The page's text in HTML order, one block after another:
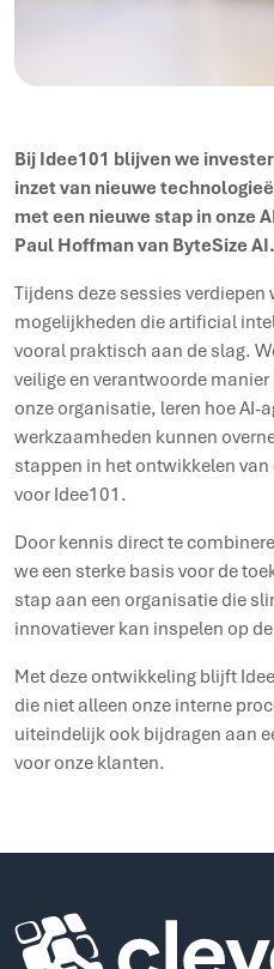
Bij Idee101 blijven we
inzet van nieuwe
met een nieuwe stap in onze
Paul Hoffman van ByteSize AI.
Tijdens deze sessies
mogelijkheden die artificial
vooral praktisch aan de slag.
veilige en verantwoorde
onze organisatie, leren hoe AI-
werkzaamheden kunnen
stappen in het ontwikkelen van
voor Idee101.
Door kennis direct te
we een sterke basis voor de
stap aan een organisatie die
innovatiever kan inspelen op
Met deze ontwikkeling blijft
die niet alleen onze interne
uiteindelijk ook bijdragen aan
voor onze klanten.
Cleverdesk ERP Software voor